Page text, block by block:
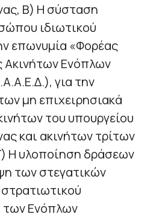
Β) Η σύσταση
ιδιωτικού
επωνυμία «Φορέας
Ακινήτων Ενόπλων
για την
μη επιχειρησιακά
του υπουργείου
και ακινήτων τρίτων
Η υλοποίηση δράσεων
των στεγατικών
Ενόπλων